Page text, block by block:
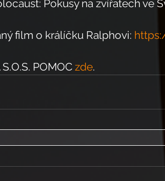
Pokusy na zvířatech ve
film o králíčku Ralphovi:
POMOC zde.